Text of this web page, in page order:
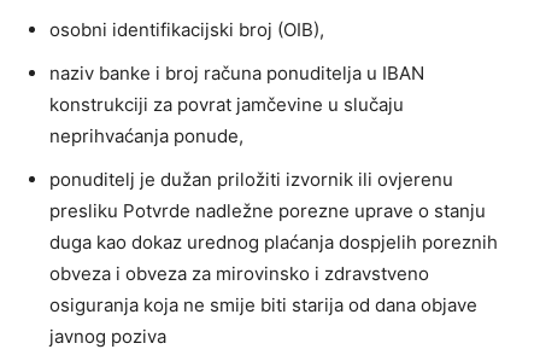
osobni identifikacijski broj (OIB),
naziv banke i broj računa ponuditelja u IBAN
konstrukciji za povrat jamčevine u slučaju
neprihvaćanja ponude,
ponuditelj je dužan priložiti izvornik ili ovjerenu
presliku Potvrde nadležne porezne uprave o stanju
duga kao dokaz urednog plaćanja dospjelih poreznih
obveza i obveza za mirovinsko i zdravstveno
osiguranja koja ne smije biti starija od dana objave
javnog poziva